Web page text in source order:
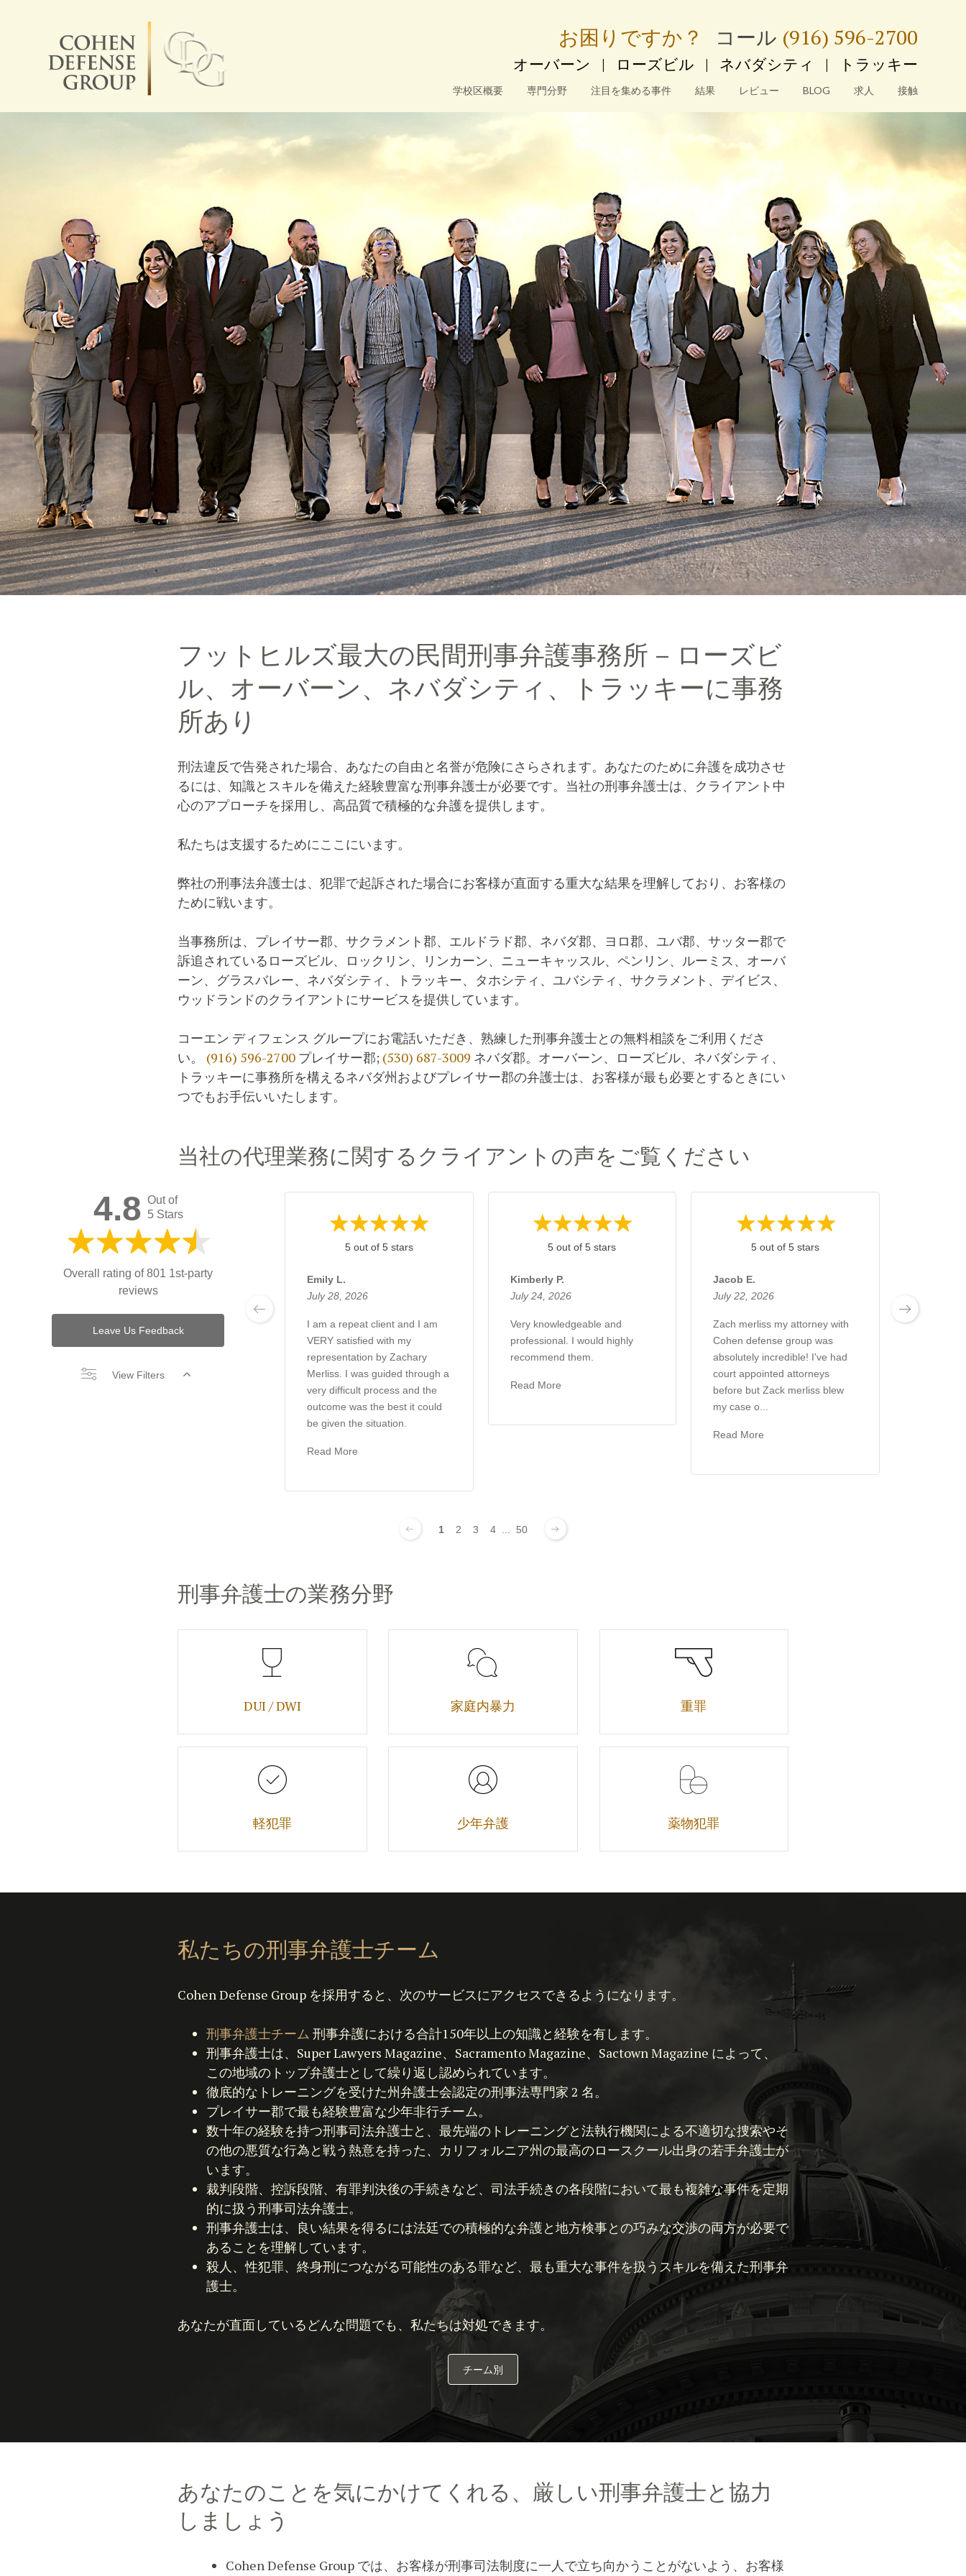
テ
ン
お困りですか？ コー​​ル (916) 596-2700
オーバーン | ローズビル | ネバダシティ | トラッキー
学校区概要 専門分野 注目を集める事件 結果 レビュー BLOG 求人 接触
フットヒルズ最大の民間刑事弁護事務所 – ローズビ
ル、オーバーン、ネバダシティ、トラッキーに事務
所あり
刑法違反で告発された場合、あなたの自由と名誉が危険にさらされます。あなたのために弁護を成功させ
るには、知識とスキルを備えた経験豊富な刑事弁護士が必要です。当社の刑事弁護士は、クライアント中
心のアプローチを採用し、高品質で積極的な弁護を提供します。
私たちは支援するためにここにいます。
弊社の刑事法弁護士は、犯罪で起訴された場合にお客様が直面する重大な結果を理解しており、お客様の
ために戦います。
当事務所は、プレイサー郡、サクラメント郡、エルドラド郡、ネバダ郡、ヨロ郡、ユバ郡、サッター郡で
訴追されているローズビル、ロックリン、リンカーン、ニューキャッスル、ペンリン、ルーミス、オーバ
ーン、グラスバレー、ネバダシティ、トラッキー、タホシティ、ユバシティ、サクラメント、デイビス、
ウッドランドのクライアントにサービスを提供しています。
コーエン ディフェンス グループにお電話いただき、熟練した刑事弁護士との無料相談をご利用くださ
い。 (916) 596-2700 プレイサー郡; (530) 687-3009 ネバダ郡。オーバーン、ローズビル、ネバダシティ、
トラッキーに事務所を構えるネバダ州およびプレイサー郡の弁護士は、お客様が最も必要とするときにい
つでもお手伝いいたします。
当社の代理業務に関するクライアントの声をご覧ください
4.8 Out of
5 Stars
Overall rating of801 1st-party
reviews
Leave Us Feedback
View Filters
5 out of 5 stars
Emily L.
July 28, 2026
I am a repeat client and I am
VERY satisfied with my
representation by Zachary
Merliss. I was guided through a
very difficult process and the
outcome was the best it could
be given the situation.
Read More
5 out of 5 stars
Kimberly P.
July 24, 2026
Very knowledgeable and
professional. I would highly
recommend them.
Read More
5 out of 5 stars
Jacob E.
July 22, 2026
Zach merliss my attorney with
Cohen defense group was
absolutely incredible! I've had
court appointed attorneys
before but Zack merliss blew
my case o...
Read More
1 2 3 4 50
刑事弁護士の業務分野
DUI / DWI 家庭内暴力 重罪
軽犯罪 少年弁護 薬物犯罪
私たちの刑事弁護士チーム
Cohen Defense Group を採用すると、次のサービスにアクセスできるようになります。
刑事弁護士チーム 刑事弁護における合計150年以上の知識と経験を有します。
刑事弁護士は、Super Lawyers Magazine、Sacramento Magazine、Sactown Magazine によって、
この地域のトップ弁護士として繰り返し認められています。
徹底的なトレーニングを受けた州弁護士会認定の刑事法専門家 2 名。
プレイサー郡で最も経験豊富な少年非行チーム。
数十年の経験を持つ刑事司法弁護士と、最先端のトレーニングと法執行機関による不適切な捜索やそ
の他の悪質な行為と戦う熱意を持った、カリフォルニア州の最高のロースクール出身の若手弁護士が
います。
裁判段階、控訴段階、有罪判決後の手続きなど、司法手続きの各段階において最も複雑な事件を定期
的に扱う刑事司法弁護士。
刑事弁護士は、良い結果を得るには法廷での積極的な弁護と地方検事との巧みな交渉の両方が必要で
あることを理解しています。
殺人、性犯罪、終身刑につながる可能性のある罪など、最も重大な事件を扱うスキルを備えた刑事弁
護士。
あなたが直面しているどんな問題でも、私たちは対処できます。
チーム別
あなたのことを気にかけてくれる、厳しい刑事弁護士と協力
しましょう
Cohen Defense Group では、お客様が刑事司法制度に一人で立ち向かうことがないよう、お客様